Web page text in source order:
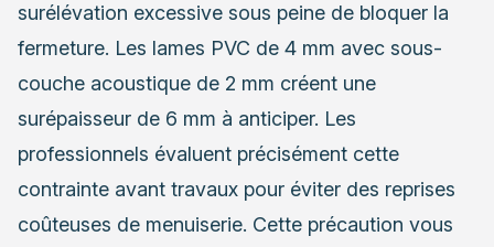
surélévation excessive sous peine de bloquer la
fermeture. Les lames PVC de 4 mm avec sous-
couche acoustique de 2 mm créent une
surépaisseur de 6 mm à anticiper. Les
professionnels évaluent précisément cette
contrainte avant travaux pour éviter des reprises
coûteuses de menuiserie. Cette précaution vous